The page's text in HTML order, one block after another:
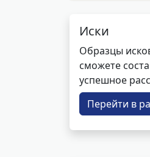
Иски
Образцы
сможете
успешное
Перейти в